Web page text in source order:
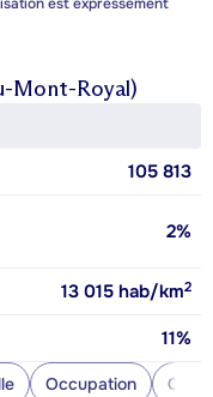
est expressément
Mont-Royal)
105 813
2%
13 015 hab/km2
11%
Occupation